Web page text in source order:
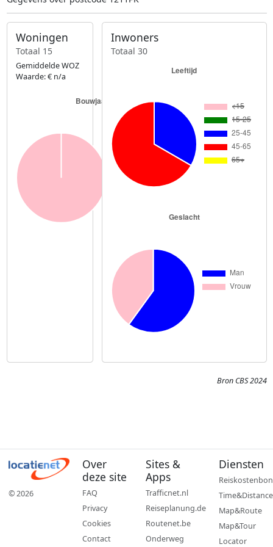
Woningen
Totaal 15
Gemiddelde WOZ
Waarde: € n/a
Inwoners
Totaal 30
Bron CBS 2024
© 2026
Over
deze site
FAQ
Privacy
Cookies
Contact
Sites &
Apps
Trafficnet.nl
Reiseplanung.de
Routenet.be
Onderweg
Diensten
Reiskostenbon
Time&Distance
Map&Route
Map&Tour
Locator